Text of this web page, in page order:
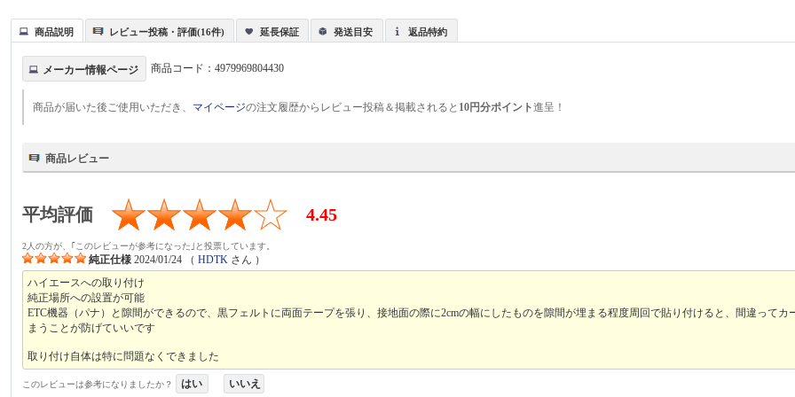
商品説明 レビュー投稿・評価(16件) 延長保証 発送目安 返品特約
メーカー情報ページ 商品コード：4979969804430
商品が届いた後ご使用いただき、 マイページの注文履歴からレビュー投稿＆掲載されると 10円分ポイント進呈！
商品レビュー
平均評価 4.45
2人の方が、｢このレビューが参考になった｣と投票しています。
純正仕様 2024/01/24 （HDTK さん ）
ハイエースへの取り付け
純正場所への設置が可能
ETC機器（パナ）と隙間ができるので、黒フェルトに両面テープを張り、接地面の際に2cmの幅にしたものを隙間が埋まる程度周回で貼り付けると、間違ってカ
まうことが防げていいです
取り付け自体は特に問題なくできました
このレビューは参考になりましたか？ はい いいえ